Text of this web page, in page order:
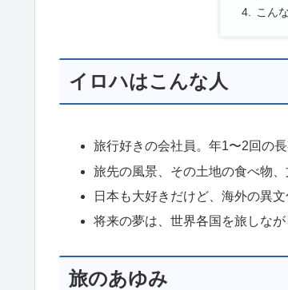
こん
イロハはこんな人
旅行好きの会社員。年1〜2回の
旅先の風景、その土地の食べ物
日本も大好きだけど、海外の異
将来の夢は、世界各国を旅しなが
旅のあゆみ